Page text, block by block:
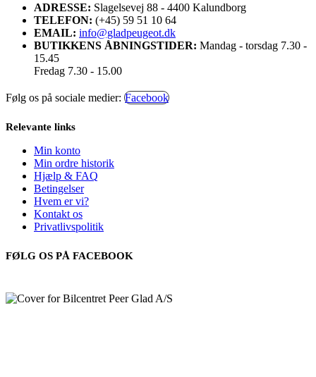
ADRESSE: Slagelsevej 88 - 4400 Kalundborg
TELEFON: (+45) 59 51 10 64
EMAIL: info@gladpeugeot.dk
BUTIKKENS ÅBNINGSTIDER: Mandag - torsdag 7.30 -
15.45
Fredag 7.30 - 15.00
Følg os på sociale medier: Facebook
Relevante links
Min konto
Min ordre historik
Hjælp & FAQ
Betingelser
Hvem er vi?
Kontakt os
Privatlivspolitik
FØLG OS PÅ FACEBOOK